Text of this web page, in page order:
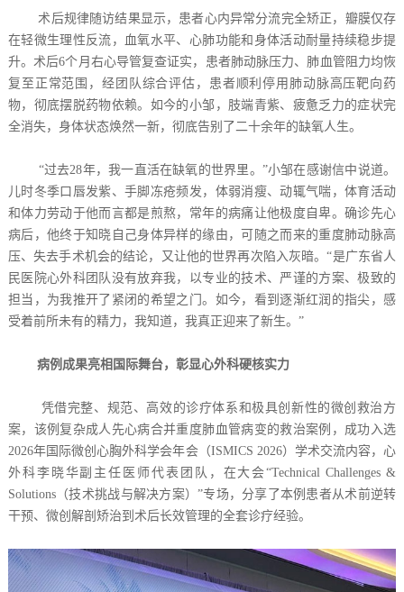
术后规律随访结果显示，患者心内异常分流完全矫正，瓣膜仅存
在轻微生理性反流，血氧水平、心肺功能和身体活动耐量持续稳步提
升。术后6个月右心导管复查证实，患者肺动脉压力、肺血管阻力均恢
复至正常范围，经团队综合评估，患者顺利停用肺动脉高压靶向药
物，彻底摆脱药物依赖。如今的小邹，肢端青紫、疲惫乏力的症状完
全消失，身体状态焕然一新，彻底告别了二十余年的缺氧人生。
“过去28年，我一直活在缺氧的世界里。”小邹在感谢信中说道。
儿时冬季口唇发紫、手脚冻疮频发，体弱消瘦、动辄气喘，体育活动
和体力劳动于他而言都是煎熬，常年的病痛让他极度自卑。确诊先心
病后，他终于知晓自己身体异样的缘由，可随之而来的重度肺动脉高
压、失去手术机会的结论，又让他的世界再次陷入灰暗。“是广东省人
民医院心外科团队没有放弃我，以专业的技术、严谨的方案、极致的
担当，为我推开了紧闭的希望之门。如今，看到逐渐红润的指尖，感
受着前所未有的精力，我知道，我真正迎来了新生。”
病例成果亮相国际舞台，彰显心外科硬核实力
凭借完整、规范、高效的诊疗体系和极具创新性的微创救治方
案，该例复杂成人先心病合并重度肺血管病变的救治案例，成功入选
2026年国际微创心胸外科学会年会（ISMICS 2026）学术交流内容，心
外科李晓华副主任医师代表团队，在大会“Technical Challenges &
Solutions（技术挑战与解决方案）”专场，分享了本例患者从术前逆转
干预、微创解剖矫治到术后长效管理的全套诊疗经验。